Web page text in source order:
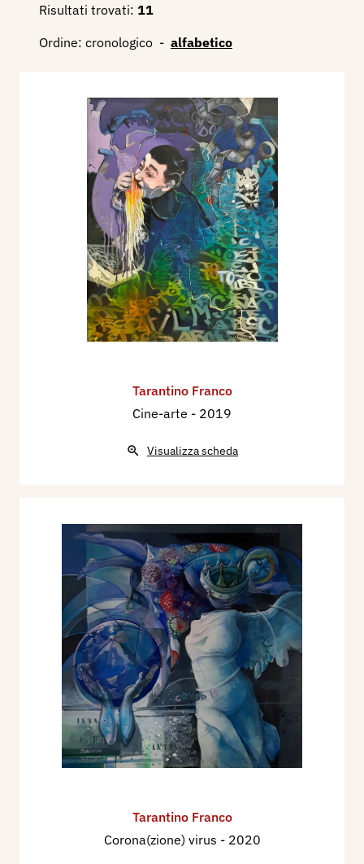
Risultati trovati: 11
Ordine: cronologico - alfabetico
Tarantino Franco
Cine-arte - 2019
Visualizza scheda
Tarantino Franco
Corona(zione) virus - 2020